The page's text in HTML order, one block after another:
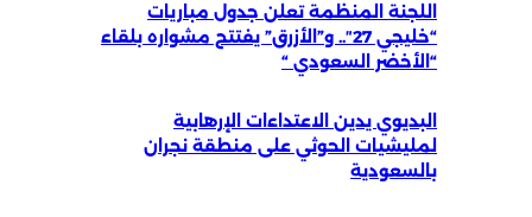
اللجنة المنظمة تعلن جدول مباريات
“خليجي 27″.. و”الأزرق” يفتتح مشواره بلقاء
“الأخضر السعودي “
البديوي يدين الاعتداءات الإرهابية
لمليشيات الحوثي على منطقة نجران
بالسعودية